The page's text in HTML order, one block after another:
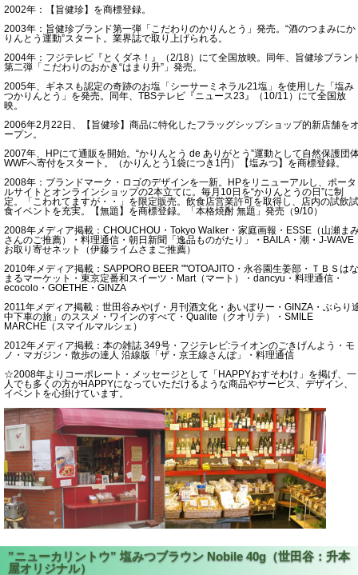
2002年：【旨健珍】を商標登録。
2003年：旨健珍ブランド第一弾「こだわりのかりんとう」発売。“酒のつまみにか
りんとう運動”スタート。業界誌で取り上げられる。
2004年：フジテレビ『とくダネ！』（2/18）にて全国放映。同年、旨健珍ブラン
第二弾「こだわりのおかき“はまり升”」発売。
2005年、ギネスも認定の奇跡のお塩「シーサーミネラル21塩」を使用した「塩み
つかりんとう」を発売。同年、TBSテレビ『ニュース23』（10/11）にて全国放
映。
2006年2月22日、【旨健珍】商品に特化したフラッグシップショップ的新店舗を
ープン。
2007年、HPにて通販を開始。“かりんとう de ありがとう”運動として自然保護団
WWFへ寄付をスタート。（かりんとう1袋につき1円）【塩みつ】を商標登録。
2008年：ブランドマーク・ロゴのデザインを一新。HPをリニューアルし、ポータ
ルサイトとオンラインショップの2本立てに。毎月10日を“かりんとうの日”に制
定。「こわれてますが・・」を限定販売。飲食店営業許可を取得し、店内の試飲試
食イベントを充実。【無題】を商標登録。「本格焼酎 無題」発売（9/10）
2008年メディア掲載：CHOUCHOU・Tokyo Walker・家庭画報・ESSE（山瀬ま
さんのご推薦）・料理通信・朝日新聞「逸品ものがたり」・BAILA・潮・J-WAVE
お取り寄せネット（伊藤ライムさまご推薦）
2010年メディア掲載：SAPPORO BEER ""OTOAJITO・永谷園生姜部・ＴＢＳはな
まるマーケット・東京定番和スイーツ・Mart（マート）・dancyu・料理通信・
ecocolo・GOETHE・GINZA
2011年メディア掲載：世田谷みやげ・月刊酒文化・あいぼりー・GINZA・ぶらり
中下車の旅」のススメ・ワインのすべて・Qualite（クオリテ）・SMILE
MARCHE（スマイルマルシェ）
2012年メディア掲載：本の雑誌 349号・フジテレビ:ライオンのごきげんよう・モ
ノ・マガジン・散歩の達人 沿線版「ザ・京王線さんぽ」・料理通信
☆2008年よりコーポレート・メッセージとして「HAPPYおすそわけ」を掲げ、一
人でも多くの方がHAPPYになっていただけるような商品やサービス、デザイン、
イベントを心掛けています。